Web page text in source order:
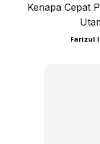
Cara
Kenapa Cepat
Farizul